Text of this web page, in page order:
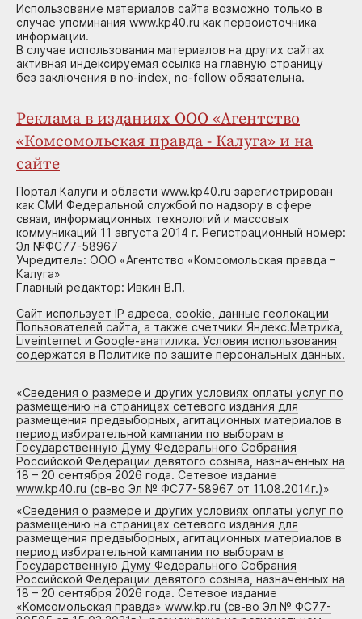
Использование материалов сайта возможно только в
случае упоминания www.kp40.ru как первоисточника
информации.
В случае использования материалов на других сайтах
активная индексируемая ссылка на главную страницу
без заключения в no-index, no-follow обязательна.
Реклама в изданиях ООО «Агентство
«Комсомольская правда - Калуга» и на
сайте
Портал Калуги и области www.kp40.ru зарегистрирован
как СМИ Федеральной службой по надзору в сфере
связи, информационных технологий и массовых
коммуникаций 11 августа 2014 г. Регистрационный номер:
Эл №ФС77-58967
Учредитель: ООО «Агентство «Комсомольская правда –
Калуга»
Главный редактор: Ивкин В.П.
Сайт использует IP адреса, cookie, данные геолокации
Пользователей сайта, а также счетчики Яндекс.Метрика,
Liveinternet и Google-анатилика. Условия использования
содержатся в Политике по защите персональных данных.
«Сведения о размере и других условиях оплаты услуг по
размещению на страницах сетевого издания для
размещения предвыборных, агитационных материалов в
период избирательной кампании по выборам в
Государственную Думу Федерального Собрания
Российской Федерации девятого созыва, назначенных на
18 – 20 сентября 2026 года. Сетевое издание
www.kp40.ru (св-во Эл № ФС77-58967 от 11.08.2014г.)»
«Сведения о размере и других условиях оплаты услуг по
размещению на страницах сетевого издания для
размещения предвыборных, агитационных материалов в
период избирательной кампании по выборам в
Государственную Думу Федерального Собрания
Российской Федерации девятого созыва, назначенных на
18 – 20 сентября 2026 года. Сетевое издание
«Комсомольская правда» www.kp.ru (св-во Эл № ФС77-